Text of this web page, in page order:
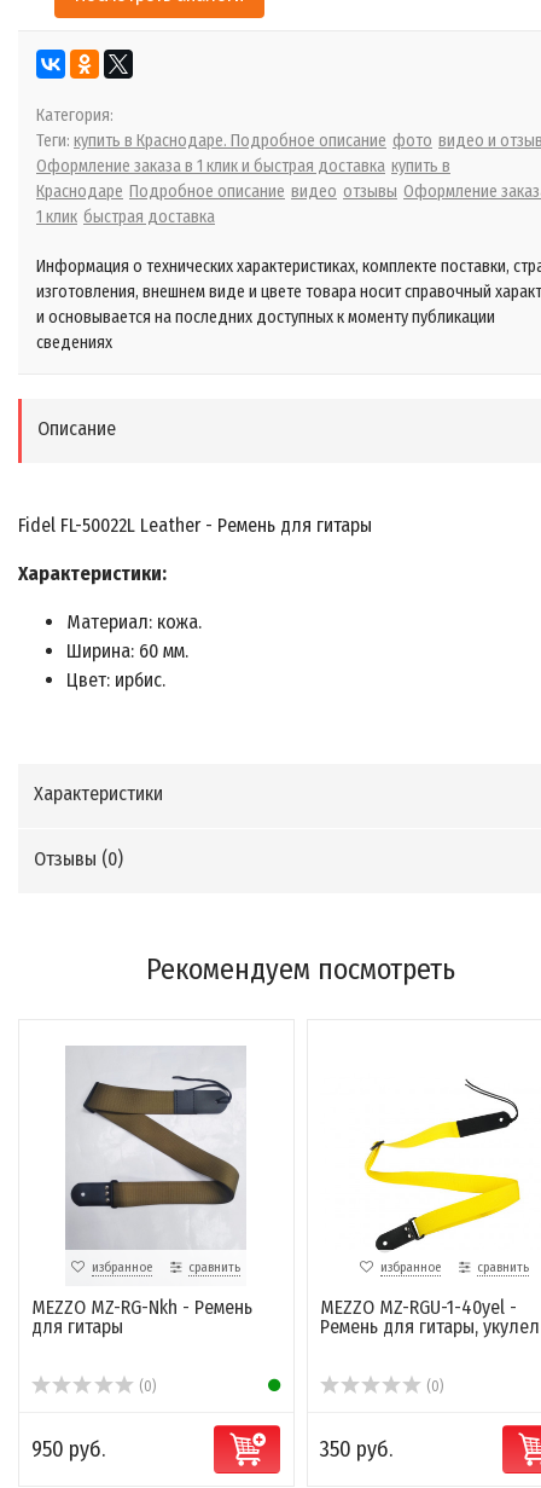
Категория:
Теги: купить в Краснодаре. Подробное описание фото видео и
Оформление заказа в 1 клик и быстрая доставка купить в
Краснодаре Подробное описание видео отзывы Оформление
1 клик быстрая доставка
Информация о технических характеристиках, комплекте поставки,
изготовления, внешнем виде и цвете товара носит справочный
и основывается на последних доступных к моменту публикации
сведениях
Описание
Fidel FL-50022L Leather - Ремень для гитары
Характеристики:
Материал: кожа.
Ширина: 60 мм.
Цвет: ирбис.
Характеристики
Отзывы (0)
Рекомендуем посмотреть
избранное сравнить
MEZZO MZ-RG-Nkh - Ремень
для гитары
(0)
950 руб.
избранное сравнить
MEZZO MZ-RGU-1-40yel -
Ремень для гитары,
(0)
350 руб.